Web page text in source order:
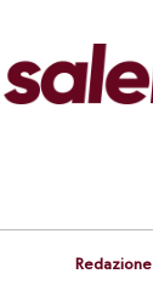
Redazione